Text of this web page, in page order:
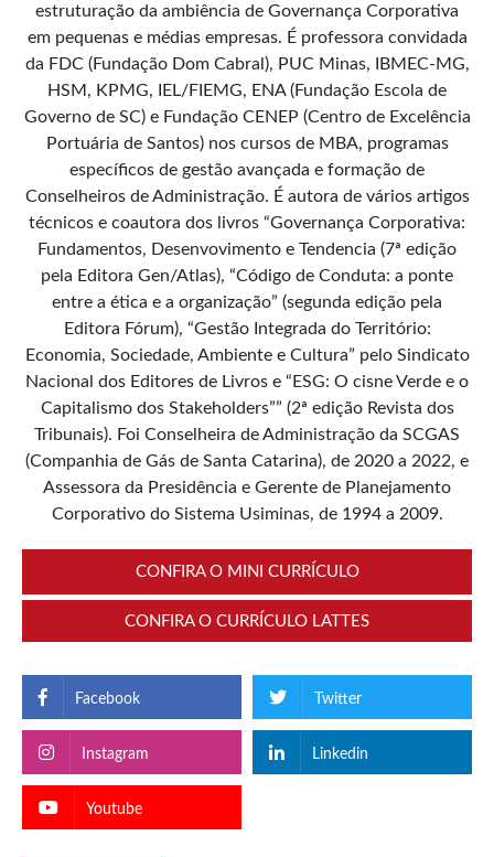
estruturação da ambiência de Governança Corporativa
em pequenas e médias empresas. É professora convidada
da FDC (Fundação Dom Cabral), PUC Minas, IBMEC-MG,
HSM, KPMG, IEL/FIEMG, ENA (Fundação Escola de
Governo de SC) e Fundação CENEP (Centro de Excelência
Portuária de Santos) nos cursos de MBA, programas
específicos de gestão avançada e formação de
Conselheiros de Administração. É autora de vários artigos
técnicos e coautora dos livros “Governança Corporativa:
Fundamentos, Desenvovimento e Tendencia (7ª edição
pela Editora Gen/Atlas), “Código de Conduta: a ponte
entre a ética e a organização” (segunda edição pela
Editora Fórum), “Gestão Integrada do Território:
Economia, Sociedade, Ambiente e Cultura” pelo Sindicato
Nacional dos Editores de Livros e “ESG: O cisne Verde e o
Capitalismo dos Stakeholders”” (2ª edição Revista dos
Tribunais). Foi Conselheira de Administração da SCGAS
(Companhia de Gás de Santa Catarina), de 2020 a 2022, e
Assessora da Presidência e Gerente de Planejamento
Corporativo do Sistema Usiminas, de 1994 a 2009.
CONFIRA O MINI CURRÍCULO
CONFIRA O CURRÍCULO LATTES
Facebook Twitter
Instagram Linkedin
Youtube